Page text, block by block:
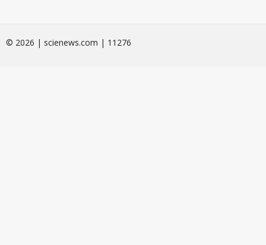
© 2026 | scienews.com | 11276